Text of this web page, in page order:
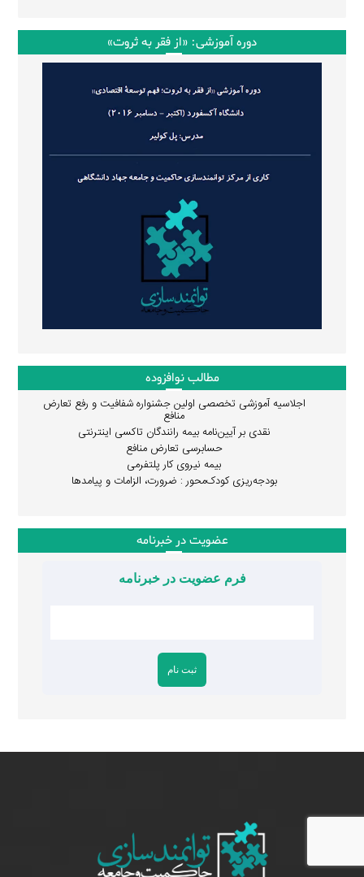
دوره آموزشی: «از فقر به ثروت»
مطالب نوافزوده
اجلاسیه آموزشی تخصصی اولین جشنواره شفافیت و رفع تعارض
منافع
نقدی بر آیین‌نامه بیمه رانندگان تاکسی اینترنتی
حسابرسی تعارض منافع
بیمه نیروی کار پلتفرمی
بودجه‌ریزی کودک‌محور : ضرورت، الزامات و پیامدها
عضویت در خبرنامه
فرم عضویت در خبرنامه